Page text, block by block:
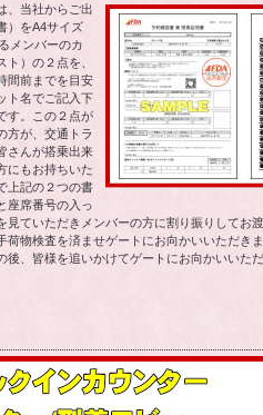
、当社からご出
）をA4サイズ
メンバーのカ
）の２点を、
間前までを目安
ト名でご記入下
す。この２点が
方が、交通トラ
さんが搭乗出来
にもお持ちいた
上記の２つの書
座席番号の入っ
ていただきメンバーの方に割り振りしてお
物検査を済ませゲートにお向かいいただき
、皆様を追いかけてゲートにお向かいいただ